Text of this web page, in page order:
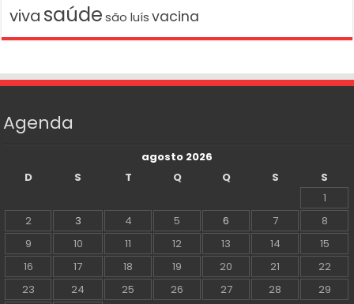
viva saúde são luís vacina
Agenda
agosto 2026
D
S T Q Q S
S
1
2
3 4 5 6 7
8
9
10 11 12 13 14
15
16
17 18 19 20 21
22
23
24 25 26 27 28
29